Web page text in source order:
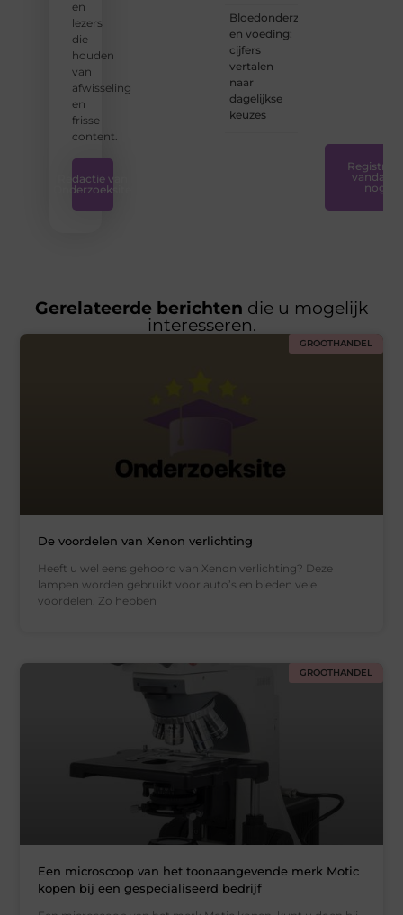
en
lezers
die
houden
van
afwisseling
en
frisse
content.
Redactie van
Onderzoeksite
Bloedonderzoek
en voeding:
cijfers
vertalen
naar
dagelijkse
keuzes
Registreer
vandaag
nog
Gerelateerde berichten die u mogelijk
interesseren.
GROOTHANDEL
De voordelen van Xenon verlichting
Heeft u wel eens gehoord van Xenon verlichting? Deze
lampen worden gebruikt voor auto’s en bieden vele
voordelen. Zo hebben
GROOTHANDEL
Een microscoop van het toonaangevende merk Motic
kopen bij een gespecialiseerd bedrijf